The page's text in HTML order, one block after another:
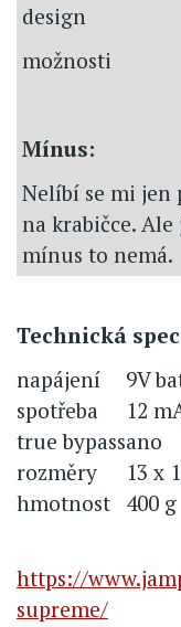
design
možnosti
Mínus:
Nelíbí se mi jen
na krabičce.
mínus to nemá.
Technická
napájení
9V
spotřeba
12
true bypassano
rozměry
13 x
hmotnost 400 g
https://
supreme/